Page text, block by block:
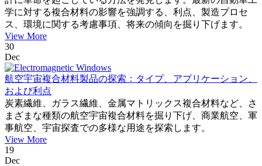
学に対する複合材料の影響を強調する、利点、製造プロセ
ス、環境に関する考慮事項、将来の傾向を掘り下げます。
View More
30
Dec
航空宇宙複合材料製品の探索：タイプ、アプリケーション、
および利点
炭素繊維、ガラス繊維、金属マトリックス複合材料など、さ
まざまな種類の航空宇宙複合材料を掘り下げ、商業航空、軍
事航空、宇宙探査での多様な用途を探索します。
View More
19
Dec